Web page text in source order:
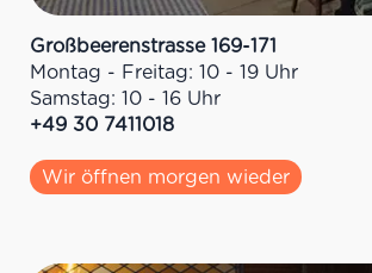
Großbeerenstrasse 169-171
Montag - Freitag: 10 - 19 Uhr
Samstag: 10 - 16 Uhr
+49 30 7411018
Wir öffnen morgen wieder